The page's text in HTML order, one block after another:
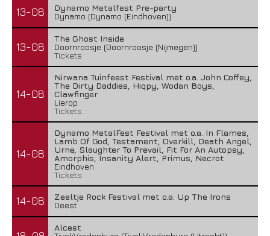
13-08
Dynamo Metalfest Pre-party
Dynamo (Dynamo (Eindhoven))
13-08
The Ghost Inside
Doornroosje (Doornroosje (Nijmegen))
Tickets
14-08
Nirwana Tuinfeest Festival met o.a. John Coffey,
The Dirty Daddies, Hiqpy, Wodan Boys,
Clawfinger
Lierop
Tickets
14-08
Dynamo MetalFest Festival met o.a. In Flames,
Lamb Of God, Testament, Overkill, Death Angel,
Urne, Slaughter To Prevail, Fit For An Autopsy,
Amorphis, Insanity Alert, Primus, Necrot
Eindhoven
Tickets
14-08
Zeeltje Rock Festival met o.a. Up The Irons
Deest
Alcest